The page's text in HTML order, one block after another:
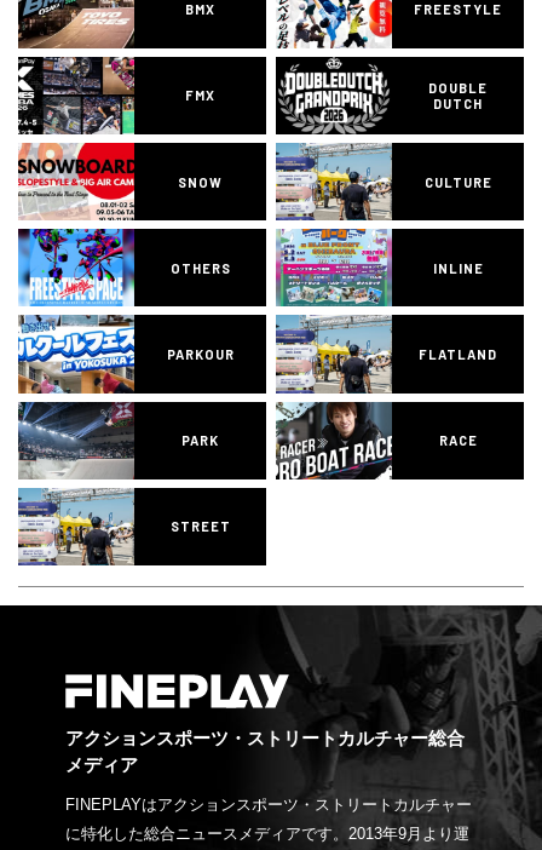
BMX FREESTYLE
FMX
DOUBLE
DUTCH
SNOW CULTURE
OTHERS INLINE
PARKOUR FLATLAND
PARK RACE
STREET
アクションスポーツ・ストリートカルチャー総合
メディア
FINEPLAYはアクションスポーツ・ストリートカルチャー
に特化した総合ニュースメディアです。2013年9月より運